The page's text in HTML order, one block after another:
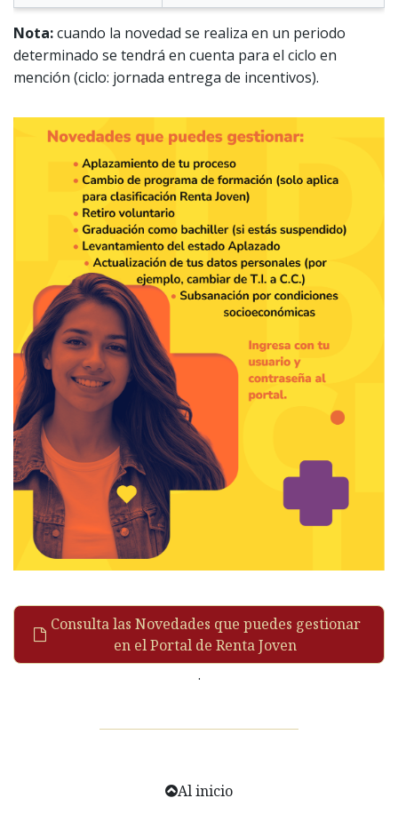
Nota:cuando la novedad se realiza en un periodo
determinado se tendrá en cuenta para el ciclo en
mención (ciclo: jornada entrega de incentivos).
Consulta las Novedades que puedes gestionar
en el Portal de Renta Joven
.
Al inicio